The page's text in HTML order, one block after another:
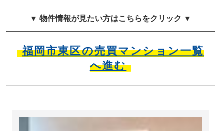
▼ 物件情報が見たい方はこちらをクリック ▼
福岡市東区の売買マンション一覧
へ進む